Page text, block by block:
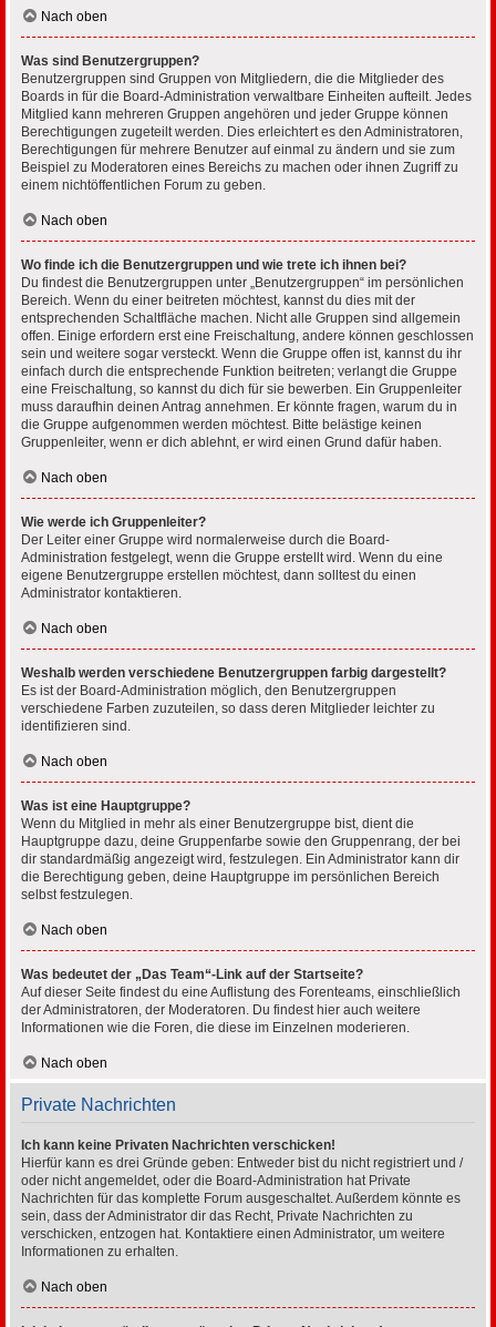
Nach oben
Was sind Benutzergruppen?
Benutzergruppen sind Gruppen von Mitgliedern, die die Mitglieder des
Boards in für die Board-Administration verwaltbare Einheiten aufteilt. Jedes
Mitglied kann mehreren Gruppen angehören und jeder Gruppe können
Berechtigungen zugeteilt werden. Dies erleichtert es den Administratoren,
Berechtigungen für mehrere Benutzer auf einmal zu ändern und sie zum
Beispiel zu Moderatoren eines Bereichs zu machen oder ihnen Zugriff zu
einem nichtöffentlichen Forum zu geben.
Nach oben
Wo finde ich die Benutzergruppen und wie trete ich ihnen bei?
Du findest die Benutzergruppen unter „Benutzergruppen“ im persönlichen
Bereich. Wenn du einer beitreten möchtest, kannst du dies mit der
entsprechenden Schaltfläche machen. Nicht alle Gruppen sind allgemein
offen. Einige erfordern erst eine Freischaltung, andere können geschlossen
sein und weitere sogar versteckt. Wenn die Gruppe offen ist, kannst du ihr
einfach durch die entsprechende Funktion beitreten; verlangt die Gruppe
eine Freischaltung, so kannst du dich für sie bewerben. Ein Gruppenleiter
muss daraufhin deinen Antrag annehmen. Er könnte fragen, warum du in
die Gruppe aufgenommen werden möchtest. Bitte belästige keinen
Gruppenleiter, wenn er dich ablehnt, er wird einen Grund dafür haben.
Nach oben
Wie werde ich Gruppenleiter?
Der Leiter einer Gruppe wird normalerweise durch die Board-
Administration festgelegt, wenn die Gruppe erstellt wird. Wenn du eine
eigene Benutzergruppe erstellen möchtest, dann solltest du einen
Administrator kontaktieren.
Nach oben
Weshalb werden verschiedene Benutzergruppen farbig dargestellt?
Es ist der Board-Administration möglich, den Benutzergruppen
verschiedene Farben zuzuteilen, so dass deren Mitglieder leichter zu
identifizieren sind.
Nach oben
Was ist eine Hauptgruppe?
Wenn du Mitglied in mehr als einer Benutzergruppe bist, dient die
Hauptgruppe dazu, deine Gruppenfarbe sowie den Gruppenrang, der bei
dir standardmäßig angezeigt wird, festzulegen. Ein Administrator kann dir
die Berechtigung geben, deine Hauptgruppe im persönlichen Bereich
selbst festzulegen.
Nach oben
Was bedeutet der „Das Team“-Link auf der Startseite?
Auf dieser Seite findest du eine Auflistung des Forenteams, einschließlich
der Administratoren, der Moderatoren. Du findest hier auch weitere
Informationen wie die Foren, die diese im Einzelnen moderieren.
Nach oben
Private Nachrichten
Ich kann keine Privaten Nachrichten verschicken!
Hierfür kann es drei Gründe geben: Entweder bist du nicht registriert und /
oder nicht angemeldet, oder die Board-Administration hat Private
Nachrichten für das komplette Forum ausgeschaltet. Außerdem könnte es
sein, dass der Administrator dir das Recht, Private Nachrichten zu
verschicken, entzogen hat. Kontaktiere einen Administrator, um weitere
Informationen zu erhalten.
Nach oben